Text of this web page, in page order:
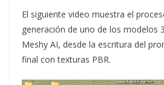
El siguiente video muestra el
generación de uno de los modelos
Meshy AI, desde la escritura del
final con texturas PBR.